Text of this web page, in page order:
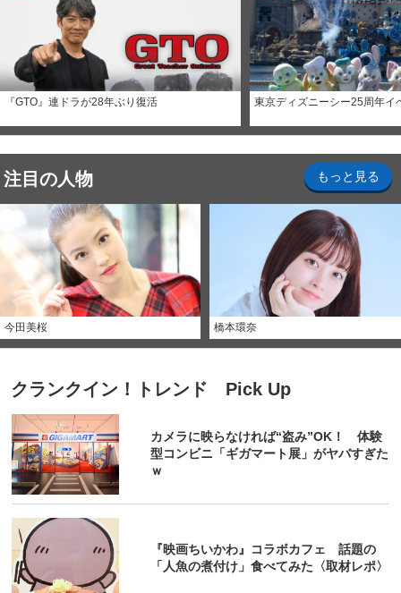
『GTO』連ドラが28年ぶり復活 東京ディズニーシー25周年イ
注目の人物 もっと見る
今田美桜 橋本環奈
クランクイン！トレンド Pick Up
カメラに映らなければ“盗み”OK！ 体験
型コンビニ「ギガマート展」がヤバすぎた
ｗ
『映画ちいかわ』コラボカフェ 話題の
「人魚の煮付け」食べてみた〈取材レポ〉